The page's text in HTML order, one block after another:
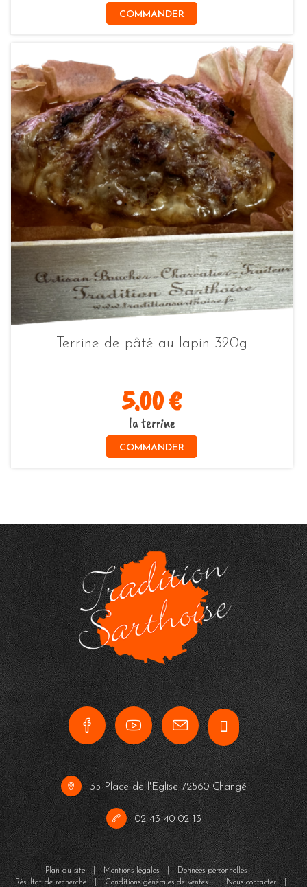
COMMANDER
Terrine de pâté au lapin 320g
5.00 €
la terrine
COMMANDER
35 Place de l'Eglise 72560 Changé
02 43 40 02 13
Plan du site| Mentions légales| Données personnelles|
Résultat de recherche| Conditions générales de ventes | Nous contacter|